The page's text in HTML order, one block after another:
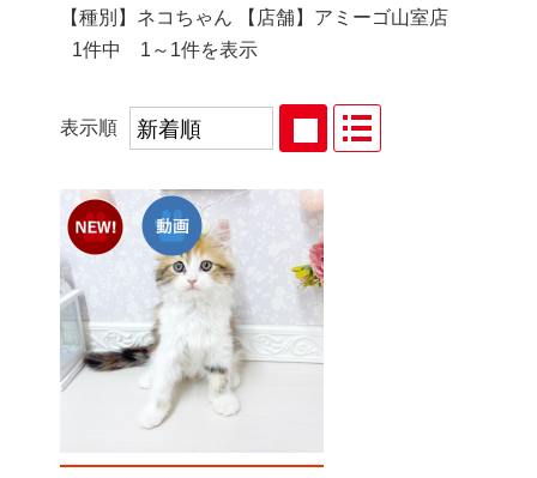
【種別】ネコちゃん 【店舗】アミーゴ山室店
1件中 1～1件を表示
表示順